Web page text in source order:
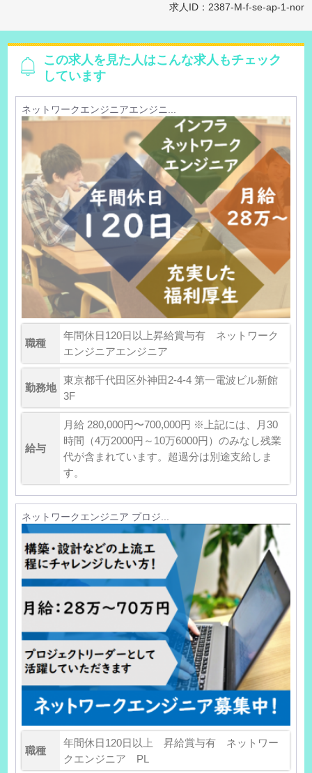
求人ID：2387-M-f-se-ap-1-nor
この求人を見た人はこんな求人もチェック
しています
ネットワークエンジニアエンジニ...
職種
年間休日120日以上昇給賞与有 ネットワーク
エンジニアエンジニア
勤務地
東京都千代田区外神田2-4-4 第一電波ビル新館
3F
給与
月給 280,000円〜700,000円 ※上記には、月30
時間（4万2000円～10万6000円）のみなし残業
代が含まれています。超過分は別途支給しま
す。
ネットワークエンジニア プロジ...
職種
年間休日120日以上 昇給賞与有 ネットワー
クエンジニア PL